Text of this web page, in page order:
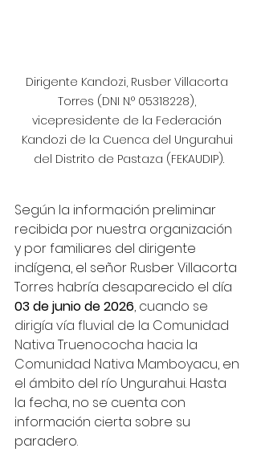
Dirigente Kandozi, Rusber Villacorta
Torres (DNI N.° 05318228),
vicepresidente de la Federación
Kandozi de la Cuenca del Ungurahui
del Distrito de Pastaza (FEKAUDIP).
Según la información preliminar
recibida por nuestra organización
y por familiares del dirigente
indígena, el señor Rusber Villacorta
Torres habría desaparecido el día
03 de junio de 2026, cuando se
dirigía vía fluvial de la Comunidad
Nativa Truenococha hacia la
Comunidad Nativa Mamboyacu, en
el ámbito del río Ungurahui. Hasta
la fecha, no se cuenta con
información cierta sobre su
paradero.